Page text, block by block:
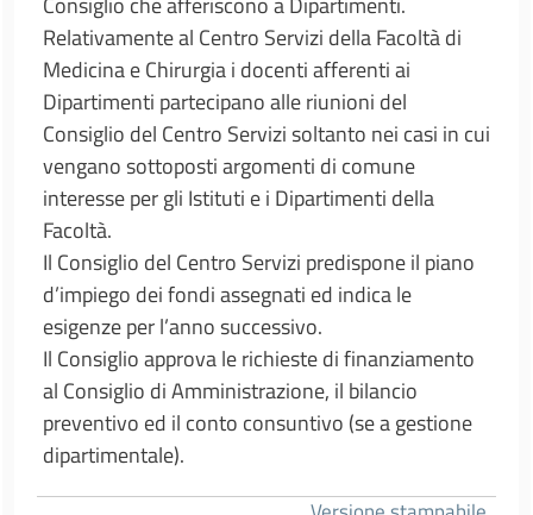
Relativamente al Centro Servizi della Facoltà di
Medicina e Chirurgia i docenti afferenti ai
Dipartimenti partecipano alle riunioni del
Consiglio del Centro Servizi soltanto nei casi in cui
vengano sottoposti argomenti di comune
interesse per gli Istituti e i Dipartimenti della
Facoltà.
Il Consiglio del Centro Servizi predispone il piano
d’impiego dei fondi assegnati ed indica le
esigenze per l’anno successivo.
Il Consiglio approva le richieste di finanziamento
al Consiglio di Amministrazione, il bilancio
preventivo ed il conto consuntivo (se a gestione
dipartimentale).